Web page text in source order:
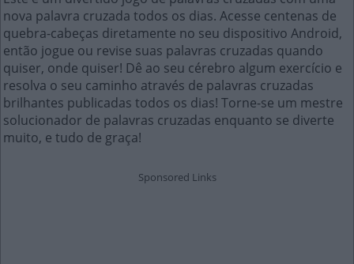
nova palavra cruzada todos os dias. Acesse centenas de
quebra-cabeças diretamente no seu dispositivo Android,
então jogue ou revise suas palavras cruzadas quando
quiser, onde quiser! Dê ao seu cérebro algum exercício e
resolva o seu caminho através de palavras cruzadas
brilhantes publicadas todos os dias! Torne-se um mestre
solucionador de palavras cruzadas enquanto se diverte
muito, e tudo de graça!